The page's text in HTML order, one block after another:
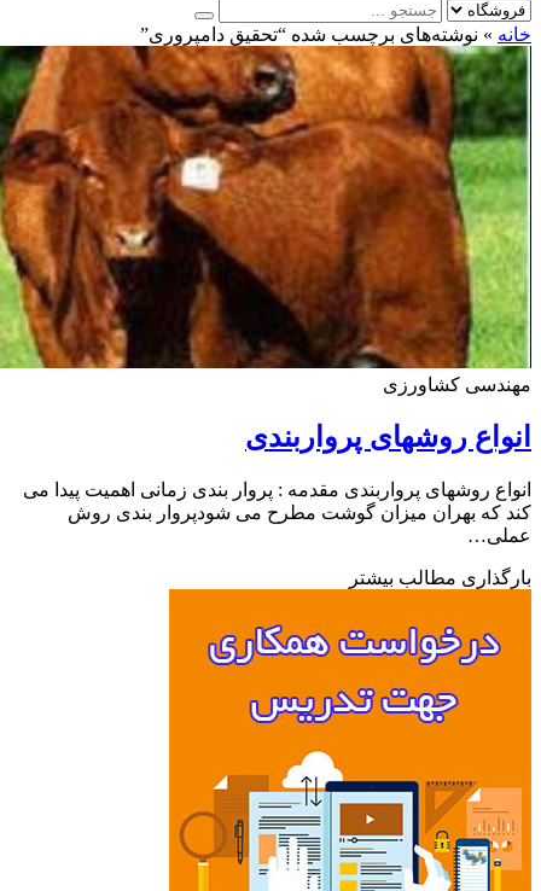
»نوشته‌های برچسب شده “تحقیق دامپروری”
کشاورزی
روشهای پرواربندی
روشهای پرواربندی مقدمه : پروار بندی زمانی اهمیت پیدا می
که بهران میزان گوشت مطرح می شودپروار بندی روش
مطالب بیشتر